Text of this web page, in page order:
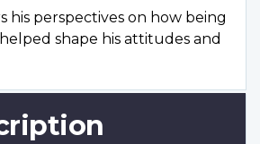
his perspectives on how being
shape his attitudes and